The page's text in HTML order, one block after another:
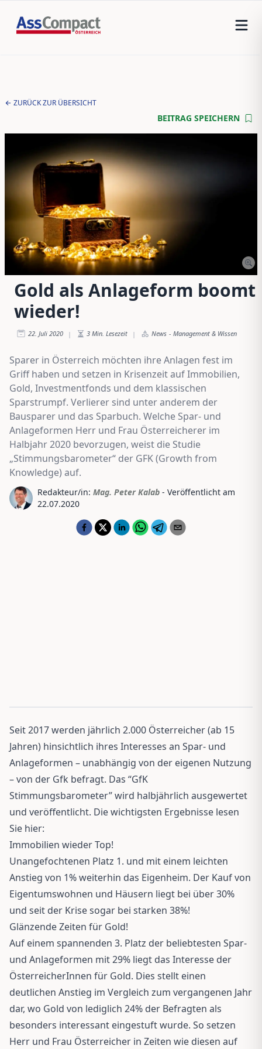
ZURÜCK ZUR ÜBERSICHT
BEITRAG SPEICHERN
Gold als Anlageform boomt
wieder!
22. Juli 2020 | 3 Min. Lesezeit | News - Management & Wissen
Sparer in Österreich möchten ihre Anlagen fest im
Griff haben und setzen in Krisenzeit auf Immobilien,
Gold, Investmentfonds und dem klassischen
Sparstrumpf. Verlierer sind unter anderem der
Bausparer und das Sparbuch. Welche Spar- und
Anlageformen Herr und Frau Österreicherer im
Halbjahr 2020 bevorzugen, weist die Studie
„Stimmungsbarometer“ der GFK (Growth from
Knowledge) auf.
Redakteur/in: Mag. Peter Kalab - Veröffentlicht am
22.07.2020
Seit 2017 werden jährlich 2.000 Österreicher (ab 15
Jahren) hinsichtlich ihres Interesses an Spar- und
Anlageformen – unabhängig von der eigenen Nutzung
– von der Gfk befragt. Das “GfK
Stimmungsbarometer” wird halbjährlich ausgewertet
und veröffentlicht. Die wichtigsten Ergebnisse lesen
Sie hier:
Immobilien wieder Top!
Unangefochtenen Platz 1. und mit einem leichten
Anstieg von 1% weiterhin das Eigenheim. Der Kauf von
Eigentumswohnen und Häusern liegt bei über 30%
und seit der Krise sogar bei starken 38%!
Glänzende Zeiten für Gold!
Auf einem spannenden 3. Platz der beliebtesten Spar-
und Anlageformen mit 29% liegt das Interesse der
ÖsterreicherInnen für Gold. Dies stellt einen
deutlichen Anstieg im Vergleich zum vergangenen Jahr
dar, wo Gold von lediglich 24% der Befragten als
besonders interessant eingestuft wurde. So setzen
Herr und Frau Österreicher in Zeiten wie diesen auf